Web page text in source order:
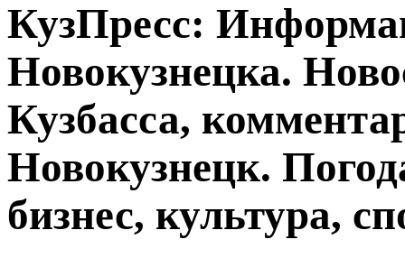
КузПресс:
Новокузнецка.
Кузбасса,
Новокузнецк.
бизнес, культура,